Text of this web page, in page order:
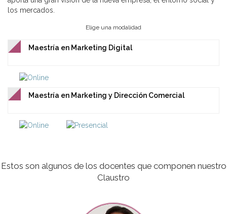
los mercados.
Elige una modalidad
Maestría en Marketing Digital
Maestría en Marketing y Dirección Comercial
Estos son algunos de los docentes que componen nuestro
Claustro